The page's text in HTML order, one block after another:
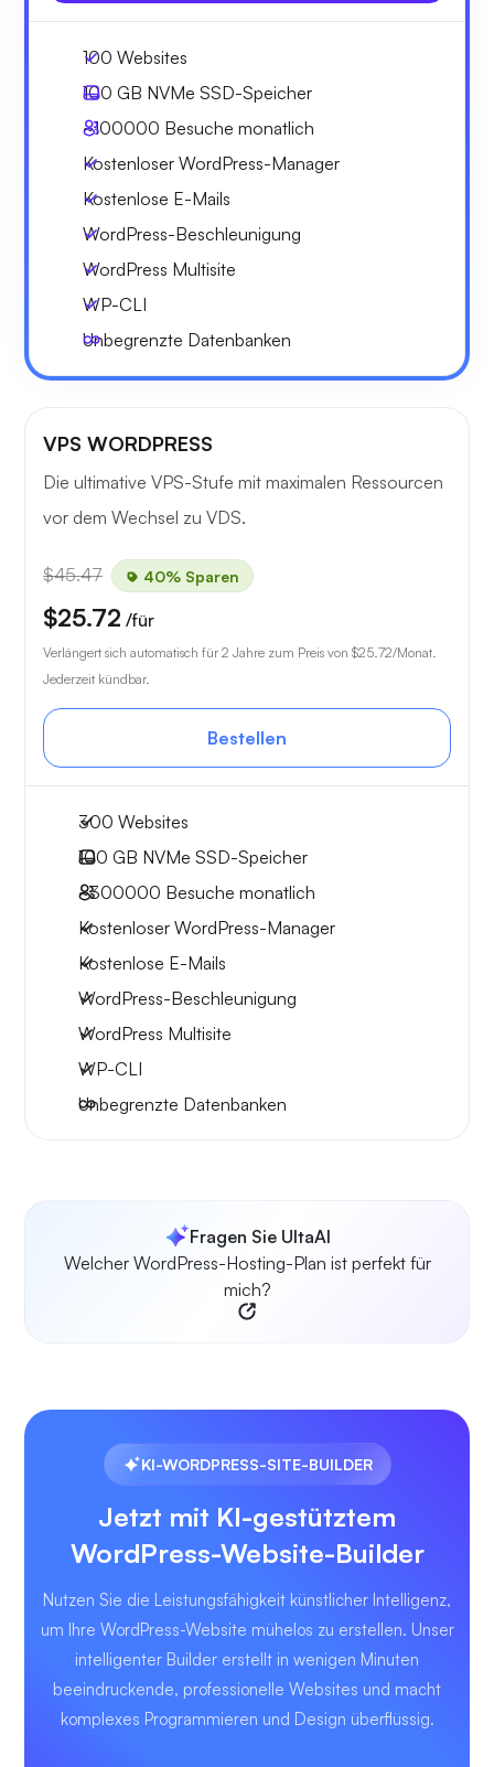
100 Websites
100 GB NVMe SSD-Speicher
~100000 Besuche monatlich
Kostenloser WordPress-Manager
Kostenlose E-Mails
WordPress-Beschleunigung
WordPress Multisite
WP-CLI
Unbegrenzte Datenbanken
VPS WORDPRESS
Die ultimative VPS-Stufe mit maximalen Ressourcen
vor dem Wechsel zu VDS.
$45.47 40% Sparen
$25.72 /für
Verlängert sich automatisch für 2 Jahre zum Preis von $25.72/Monat.
Jederzeit kündbar.
Bestellen
300 Websites
100 GB NVMe SSD-Speicher
~300000 Besuche monatlich
Kostenloser WordPress-Manager
Kostenlose E-Mails
WordPress-Beschleunigung
WordPress Multisite
WP-CLI
Unbegrenzte Datenbanken
Fragen Sie UltaAI
Welcher WordPress-Hosting-Plan ist perfekt für
mich?
KI-WORDPRESS-SITE-BUILDER
Jetzt mit KI-gestütztem
WordPress-Website-Builder
Nutzen Sie die Leistungsfähigkeit künstlicher Intelligenz,
um Ihre WordPress-Website mühelos zu erstellen. Unser
intelligenter Builder erstellt in wenigen Minuten
beeindruckende, professionelle Websites und macht
komplexes Programmieren und Design überflüssig.